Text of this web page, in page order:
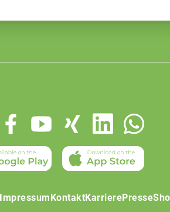
Impressum KontaktKarrierePresse